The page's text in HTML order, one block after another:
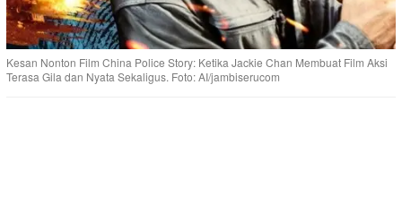
Kesan Nonton Film China Police Story: Ketika Jackie Chan Membuat Film Aksi
Terasa Gila dan Nyata Sekaligus. Foto: AI/jambiserucom